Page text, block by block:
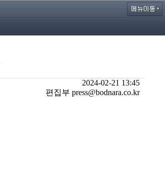
2024-02-21 13:45
편집부 press@bodnara.co.kr